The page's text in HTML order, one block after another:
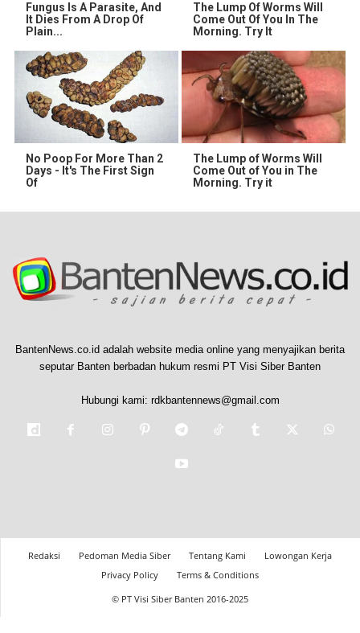
Fungus Is A Parasite, And
It Dies From A Drop Of
Plain...
The Lump Of Worms Will
Come Out Of You In The
Morning. Try It
No Poop For More Than 2
Days - It's The First Sign
Of
The Lump of Worms Will
Come Out of You in The
Morning. Try it
BantenNews.co.id adalah website media online yang menyajikan berita
seputar Banten berbadan hukum resmi PT Visi Siber Banten
Hubungi kami: rdkbantennews@gmail.com
Redaksi Pedoman Media Siber Tentang Kami
Lowongan Kerja
Privacy Policy
Terms & Conditions
© PT Visi Siber Banten 2016-2025